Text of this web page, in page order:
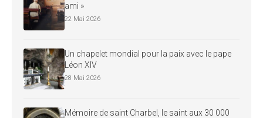
ami »
22 Mai 2026
Un chapelet mondial pour la paix avec le pape
Léon XIV
28 Mai 2026
Mémoire de saint Charbel, le saint aux 30 000